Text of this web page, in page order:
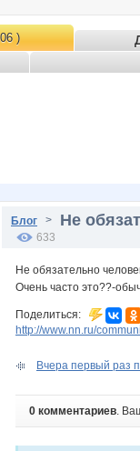
)
Блог > Не
633
Не обязательно
Очень часто это??-
Поделиться:
http://www.nn.ru/
Вчера первый раз
0 комментариев.